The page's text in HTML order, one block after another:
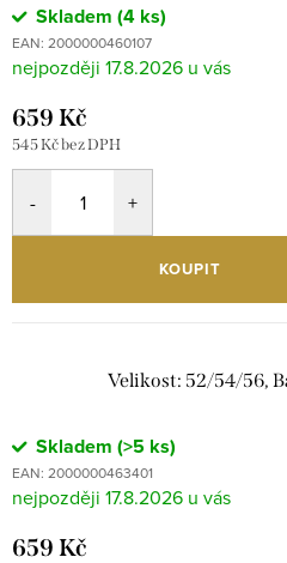
Skladem (4 ks)
EAN: 2000000460107
17.8.2026
659 Kč
545 Kč bez DPH
KOUPIT
Velikost: 52/54/56,
Skladem (>5 ks)
EAN: 2000000463401
17.8.2026
659 Kč